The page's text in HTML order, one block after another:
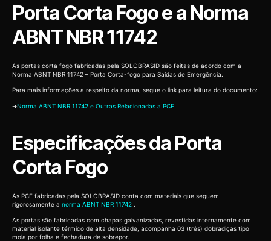
Porta Corta Fogo e a Norma
ABNT NBR 11742
As portas corta fogo fabricadas pela SOLOBRASID são feitas de acordo com a
Norma ABNT NBR 11742 – Porta Corta-fogo para Saídas de Emergência.
Para mais informações a respeito da norma, segue o link para leitura do documento:
➜Norma ABNT NBR 11742 e Outras Relacionadas a PCF
Especificações da Porta
Corta Fogo
As PCF fabricadas pela SOLOBRASID conta com materiais que seguem
rigorosamente a norma ABNT NBR 11742 .
As portas são fabricadas com chapas galvanizadas, revestidas internamente com
material isolante térmico de alta densidade, acompanha 03 (três) dobradiças tipo
mola por folha e fechadura de sobrepor.